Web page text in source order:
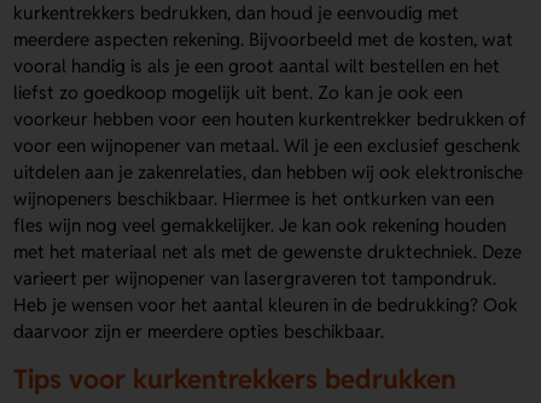
kurkentrekkers bedrukken, dan houd je eenvoudig met
meerdere aspecten rekening. Bijvoorbeeld met de kosten, wat
vooral handig is als je een groot aantal wilt bestellen en het
liefst zo goedkoop mogelijk uit bent. Zo kan je ook een
voorkeur hebben voor een houten kurkentrekker bedrukken of
voor een wijnopener van metaal. Wil je een exclusief geschenk
uitdelen aan je zakenrelaties, dan hebben wij ook elektronische
wijnopeners beschikbaar. Hiermee is het ontkurken van een
fles wijn nog veel gemakkelijker. Je kan ook rekening houden
met het materiaal net als met de gewenste druktechniek. Deze
varieert per wijnopener van lasergraveren tot tampondruk.
Heb je wensen voor het aantal kleuren in de bedrukking? Ook
daarvoor zijn er meerdere opties beschikbaar.
Tips voor kurkentrekkers bedrukken